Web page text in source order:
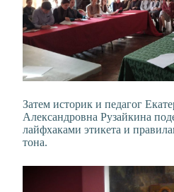
Затем историк и педагог
Александровна Рузайкина
лайфхаками этикета и
тона.